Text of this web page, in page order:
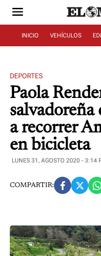
INICIO VEHÍCULOS
DEPORTES
Paola
salvadoreña
a recorrer
en bicicleta
LUNES 31, AGOSTO 2020 - 3:14
COMPARTIR: